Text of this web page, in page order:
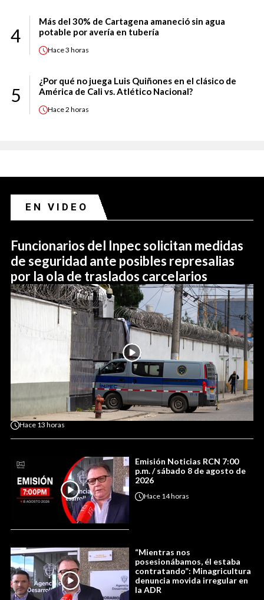
4
Más del 30% de Cartagena amaneció sin agua
potable por avería en tubería
Hace3 horas
5
¿Por qué no juega Luis Quiñones en el clásico de
América de Cali vs. Atlético Nacional?
Hace2 horas
EN VIDEO
Funcionarios del Inpec solicitan medidas
de seguridad ante posibles represalias
por la ola de traslados carcelarios
Hace 13 horas
Emisión Noticias RCN 7:00
p.m. / sábado 8 de agosto de
2026
Hace 14 horas
“Mientras nos
posesionábamos, él estaba
contratando”: Minagricultura
denuncia movida irregular en
la ADR